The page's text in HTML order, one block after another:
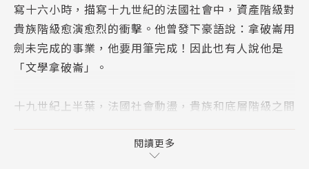
寫十六小時，描寫十九世紀的法國社會中，資產階級對
貴族階級愈演愈烈的衝擊。他曾發下豪語說：拿破崙用
劍未完成的事業，他要用筆完成！因此也有人說他是
「文學拿破崙」。
十九世紀上半葉，法國社會動盪，貴族和底層階級之間
往上爬，以便寄生上流。閱讀更多